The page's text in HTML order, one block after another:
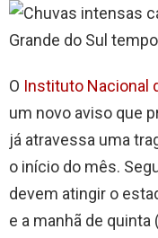
O Instituto Nacional
um novo aviso que
já atravessa uma
o início do mês.
devem atingir o
e a manhã de quinta